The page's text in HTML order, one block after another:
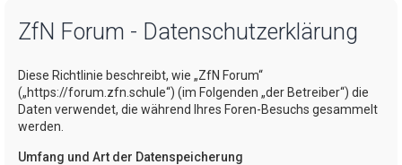
ZfN Forum - Datenschutzerklärung
Diese Richtlinie beschreibt, wie „ZfN Forum“
(„https://forum.zfn.schule“) (im Folgenden „der Betreiber“) die
Daten verwendet, die während Ihres Foren-Besuchs gesammelt
werden.
Umfang und Art der Datenspeicherung